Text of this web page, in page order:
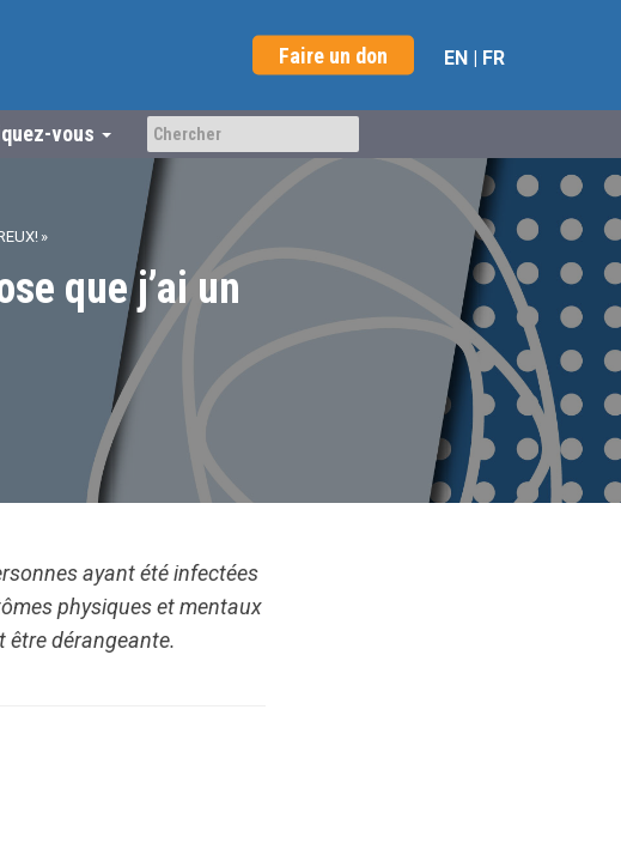
Faire un don EN | FR
vous
»
que j’ai un
ayant été infectées
physiques et mentaux
être dérangeante.